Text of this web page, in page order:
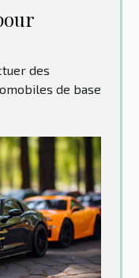
des
de base